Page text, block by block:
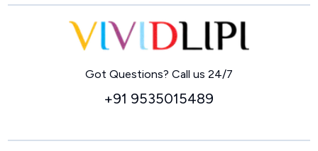
Got Questions? Call us 24/7
+91 9535015489